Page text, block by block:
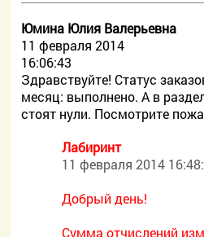
Юмина Юлия Валерьевна
11 февраля 2014
16:06:43
Здравствуйте! Статус
месяц: выполнено. А в
стоят нули. Посмотрите
Лабиринт
11 февраля 2014
Добрый день!
Сумма отчислений